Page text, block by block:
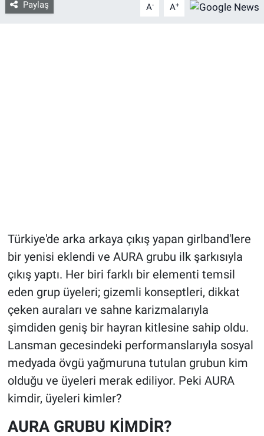
Paylaş A- A+
Türkiye'de arka arkaya çıkış yapan girlband'lere
bir yenisi eklendi ve AURA grubu ilk şarkısıyla
çıkış yaptı. Her biri farklı bir elementi temsil
eden grup üyeleri; gizemli konseptleri, dikkat
çeken auraları ve sahne karizmalarıyla
şimdiden geniş bir hayran kitlesine sahip oldu.
Lansman gecesindeki performanslarıyla sosyal
medyada övgü yağmuruna tutulan grubun kim
olduğu ve üyeleri merak ediliyor. Peki AURA
kimdir, üyeleri kimler?
AURA GRUBU KİMDİR?